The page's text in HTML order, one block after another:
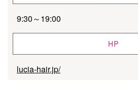
9:30～19:00
HP
lucia-hair.jp/